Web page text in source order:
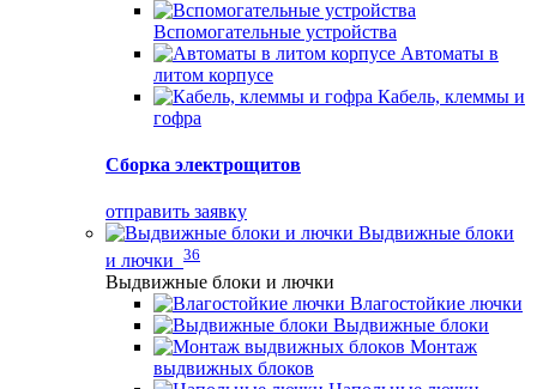
Вспомогательные устройства
Автоматы в
литом корпусе
Кабель, клеммы и
гофра
Сборка электрощитов
отправить заявку
Выдвижные блоки
и лючки 36
Выдвижные блоки и лючки
Влагостойкие лючки
Выдвижные блоки
Монтаж
выдвижных блоков